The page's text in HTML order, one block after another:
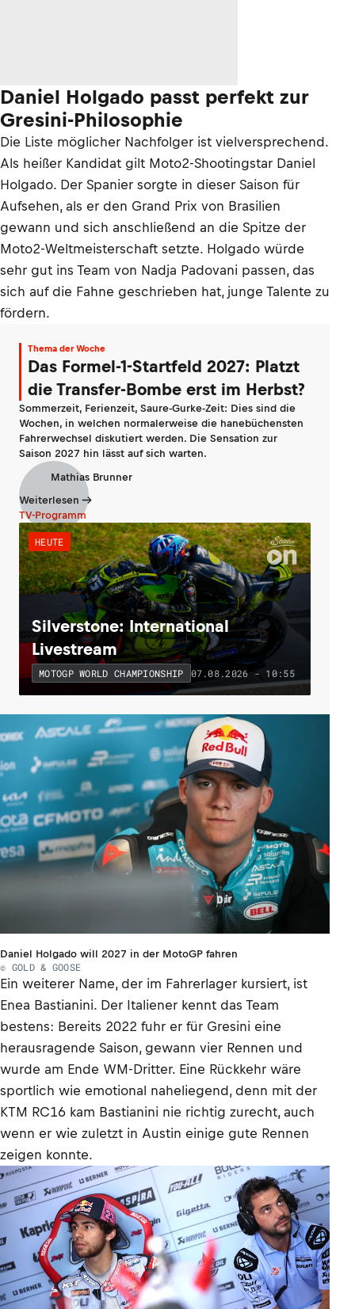
Daniel Holgado passt perfekt zur
Gresini-Philosophie
Die Liste möglicher Nachfolger ist vielversprechend.
Als heißer Kandidat gilt Moto2-Shootingstar Daniel
Holgado. Der Spanier sorgte in dieser Saison für
Aufsehen, als er den Grand Prix von Brasilien
gewann und sich anschließend an die Spitze der
Moto2-Weltmeisterschaft setzte. Holgado würde
sehr gut ins Team von Nadja Padovani passen, das
sich auf die Fahne geschrieben hat, junge Talente zu
fördern.
Thema der Woche
Das Formel-1-Startfeld 2027: Platzt
die Transfer-Bombe erst im Herbst?
Sommerzeit, Ferienzeit, Saure-Gurke-Zeit: Dies sind die
Wochen, in welchen normalerweise die hanebüchensten
Fahrerwechsel diskutiert werden. Die Sensation zur
Saison 2027 hin lässt auf sich warten.
Mathias Brunner
Weiterlesen
TV-Programm
HEUTE
Silverstone: International
Livestream
MOTOGP WORLD CHAMPIONSHIP 07.08.2026 - 10:55
Daniel Holgado will 2027 in der MotoGP fahren
© GOLD & GOOSE
Ein weiterer Name, der im Fahrerlager kursiert, ist
Enea Bastianini. Der Italiener kennt das Team
bestens: Bereits 2022 fuhr er für Gresini eine
herausragende Saison, gewann vier Rennen und
wurde am Ende WM-Dritter. Eine Rückkehr wäre
sportlich wie emotional naheliegend, denn mit der
KTM RC16 kam Bastianini nie richtig zurecht, auch
wenn er wie zuletzt in Austin einige gute Rennen
zeigen konnte.